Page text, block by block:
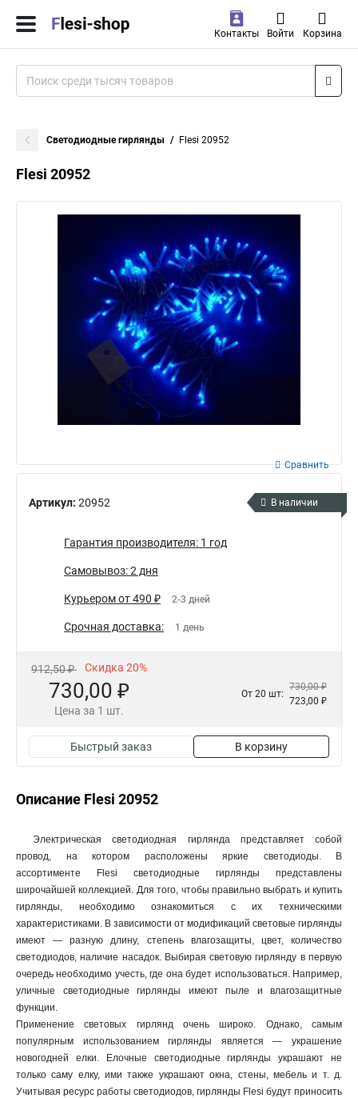
Контакты Войти Корзина
Светодиодные гирлянды Flesi 20952
Flesi 20952
Артикул: 20952
Сравнить
В наличии
Гарантия производителя: 1 год
Самовывоз: 2 дня
Курьером от 490 ₽ 2-3 дней
Срочная доставка: 1 день
912,50 ₽ Скидка 20%
730,00 ₽
Цена за 1 шт.
От 20 шт:
730,00 ₽
723,00 ₽
Быстрый заказ В корзину
Описание Flesi 20952
Электрическая светодиодная гирлянда представляет собой
провод, на котором расположены яркие светодиоды. В
ассортименте Flesi светодиодные гирлянды представлены
широчайшей коллекцией. Для того, чтобы правильно выбрать и купить
гирлянды, необходимо ознакомиться с их техническими
характеристиками. В зависимости от модификаций световые гирлянды
имеют — разную длину, степень влагозащиты, цвет, количество
светодиодов, наличие насадок. Выбирая световую гирлянду в первую
очередь необходимо учесть, где она будет использоваться. Например,
уличные светодиодные гирлянды имеют пыле и влагозащитные
функции.
Применение световых гирлянд очень широко. Однако, самым
популярным использованием гирлянды является — украшение
новогодней елки. Елочные светодиодные гирлянды украшают не
только саму елку, ими также украшают окна, стены, мебель и т. д.
Учитывая ресурс работы светодиодов, гирлянды Flesi будут приносить